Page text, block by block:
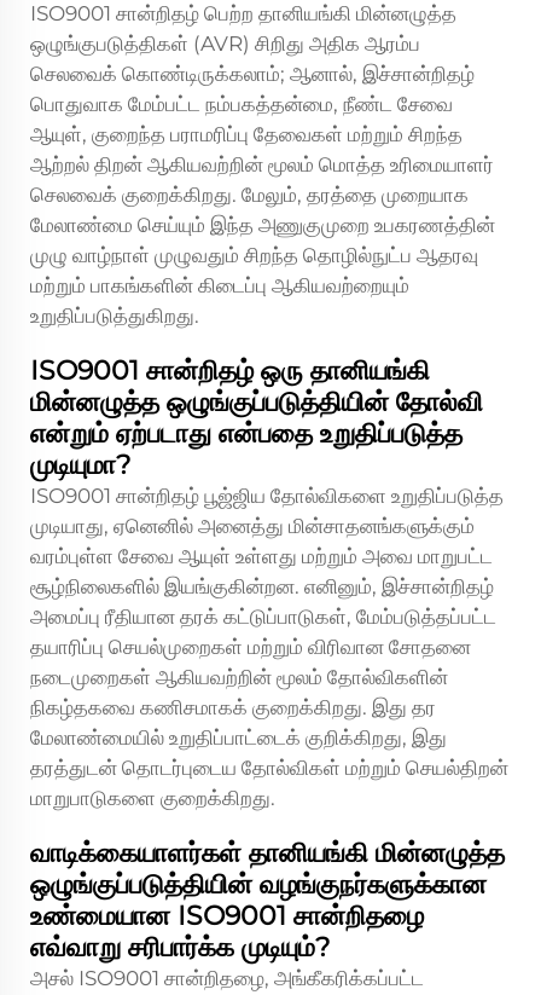
ISO9001 சான்றிதழ் பெற்ற தானியங்கி மின்னழுத்த
ஒழுங்குபடுத்திகள் (AVR) சிறிது அதிக ஆரம்ப
செலவைக் கொண்டிருக்கலாம்; ஆனால், இச்சான்றிதழ்
பொதுவாக மேம்பட்ட நம்பகத்தன்மை, நீண்ட சேவை
ஆயுள், குறைந்த பராமரிப்பு தேவைகள் மற்றும் சிறந்த
ஆற்றல் திறன் ஆகியவற்றின் மூலம் மொத்த உரிமையாளர்
செலவைக் குறைக்கிறது. மேலும், தரத்தை முறையாக
மேலாண்மை செய்யும் இந்த அணுகுமுறை உபகரணத்தின்
முழு வாழ்நாள் முழுவதும் சிறந்த தொழில்நுட்ப ஆதரவு
மற்றும் பாகங்களின் கிடைப்பு ஆகியவற்றையும்
உறுதிப்படுத்துகிறது.
ISO9001 சான்றிதழ் ஒரு தானியங்கி
மின்னழுத்த ஒழுங்குப்படுத்தியின் தோல்வி
என்றும் ஏற்படாது என்பதை உறுதிப்படுத்த
முடியுமா?
ISO9001 சான்றிதழ் பூஜ்ஜிய தோல்விகளை உறுதிப்படுத்த
முடியாது, ஏனெனில் அனைத்து மின்சாதனங்களுக்கும்
வரம்புள்ள சேவை ஆயுள் உள்ளது மற்றும் அவை மாறுபட்ட
சூழ்நிலைகளில் இயங்குகின்றன. எனினும், இச்சான்றிதழ்
அமைப்பு ரீதியான தரக் கட்டுப்பாடுகள், மேம்படுத்தப்பட்ட
தயாரிப்பு செயல்முறைகள் மற்றும் விரிவான சோதனை
நடைமுறைகள் ஆகியவற்றின் மூலம் தோல்விகளின்
நிகழ்தகவை கணிசமாகக் குறைக்கிறது. இது தர
மேலாண்மையில் உறுதிப்பாட்டைக் குறிக்கிறது, இது
தரத்துடன் தொடர்புடைய தோல்விகள் மற்றும் செயல்திறன்
மாறுபாடுகளை குறைக்கிறது.
வாடிக்கையாளர்கள் தானியங்கி மின்னழுத்த
ஒழுங்குப்படுத்தியின் வழங்குநர்களுக்கான
உண்மையான ISO9001 சான்றிதழை
எவ்வாறு சரிபார்க்க முடியும்?
அசல் ISO9001 சான்றிதழை, அங்கீகரிக்கப்பட்ட